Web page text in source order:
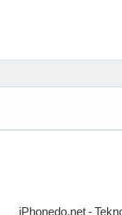
iPhonedo.net -